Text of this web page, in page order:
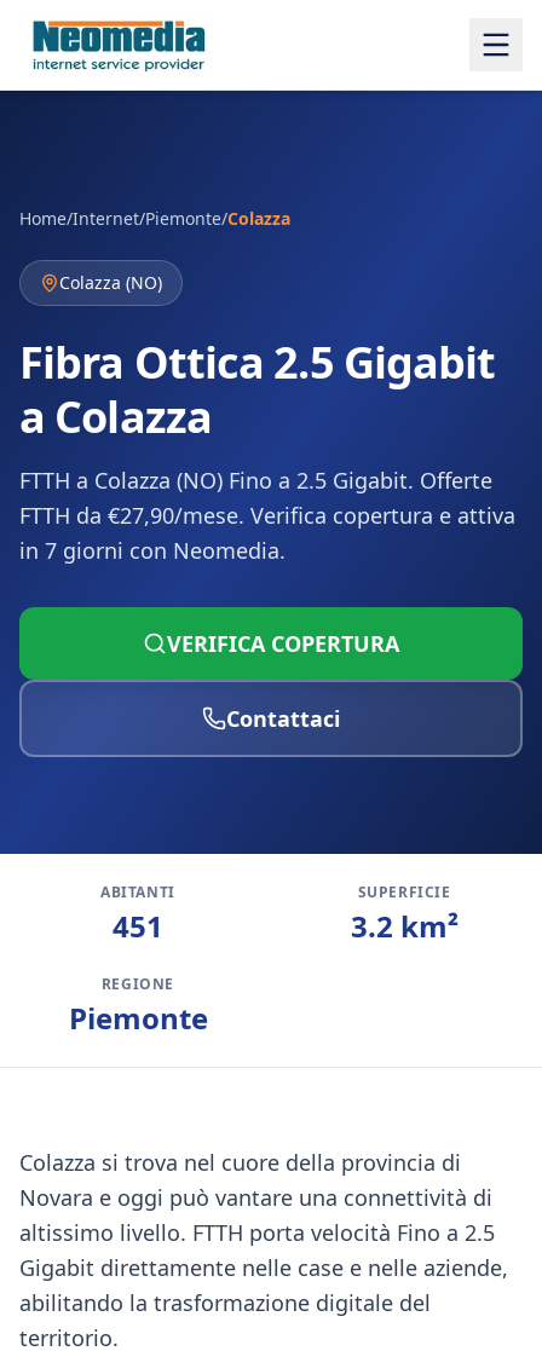
Home/Internet/Piemonte/Colazza
Colazza (NO)
Fibra Ottica 2.5 Gigabit
a Colazza
FTTH a Colazza (NO) Fino a 2.5 Gigabit. Offerte
FTTH da €27,90/mese. Verifica copertura e attiva
in 7 giorni con Neomedia.
VERIFICA COPERTURA
Contattaci
ABITANTI
451
SUPERFICIE
3.2 km²
REGIONE
Piemonte
Colazza si trova nel cuore della provincia di
Novara e oggi può vantare una connettività di
altissimo livello. FTTH porta velocità Fino a 2.5
Gigabit direttamente nelle case e nelle aziende,
abilitando la trasformazione digitale del
territorio.